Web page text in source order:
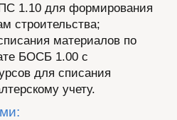
1.10 для формирования
строительства;
материалов по
БОСБ 1.00 с
для списания
учету.